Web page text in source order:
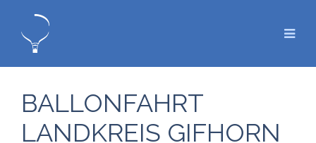
BALLONFAHRT
LANDKREIS GIFHORN